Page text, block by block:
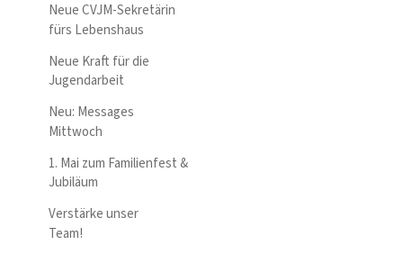
Neue CVJM-Sekretärin
fürs Lebenshaus
Neue Kraft für die
Jugendarbeit
Neu: Messages
Mittwoch
1. Mai zum Familienfest &
Jubiläum
Verstärke unser
Team!